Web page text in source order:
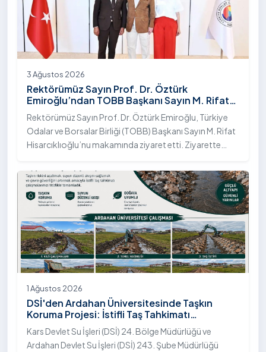
3 Ağustos 2026
Rektörümüz Sayın Prof. Dr. Öztürk
Emiroğlu’ndan TOBB Başkanı Sayın M. Rifat
Hisarcıklıoğlu’na Ziyaret
Rektörümüz Sayın Prof. Dr. Öztürk Emiroğlu, Türkiye
Odalar ve Borsalar Birliği (TOBB) Başkanı Sayın M. Rifat
Hisarcıklıoğlu’nu makamında ziyaret etti. Ziyarette
Emiroğlu Hanımefendi eşlik etti.
1 Ağustos 2026
DSİ'den Ardahan Üniversitesinde Taşkın
Koruma Projesi: İstifli Taş Tahkimatı
Çalışmaları Tamamlandı
Kars Devlet Su İşleri (DSİ) 24. Bölge Müdürlüğü ve
Ardahan Devlet Su İşleri (DSİ) 243. Şube Müdürlüğü